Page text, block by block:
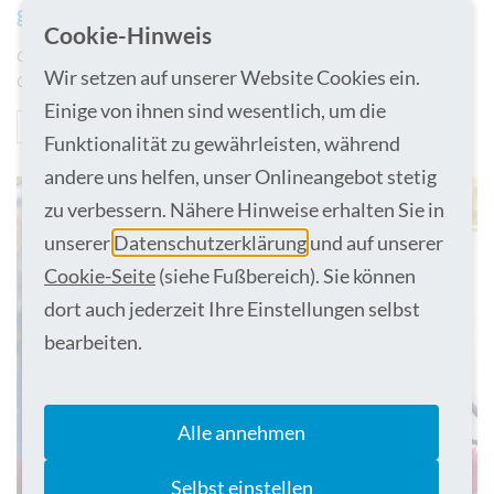
gestärkt
Gefäßchirurgische Sprechstunde am St. Marien-Krankenhaus Ahaus:
Chefarzt Dr. Brunn ab Juli regelmäßig vor Ort
Ahaus
Cookie-Hinweis
Wir setzen auf unserer Website Cookies ein.
Einige von ihnen sind wesentlich, um die
Funktionalität zu gewährleisten, während
andere uns helfen, unser Onlineangebot stetig
zu verbessern. Nähere Hinweise erhalten Sie in
unsererDatenschutzerklärungund auf unserer
Cookie-Seite(siehe Fußbereich). Sie können
dort auch jederzeit Ihre Einstellungen selbst
bearbeiten.
Alle annehmen
Selbst einstellen